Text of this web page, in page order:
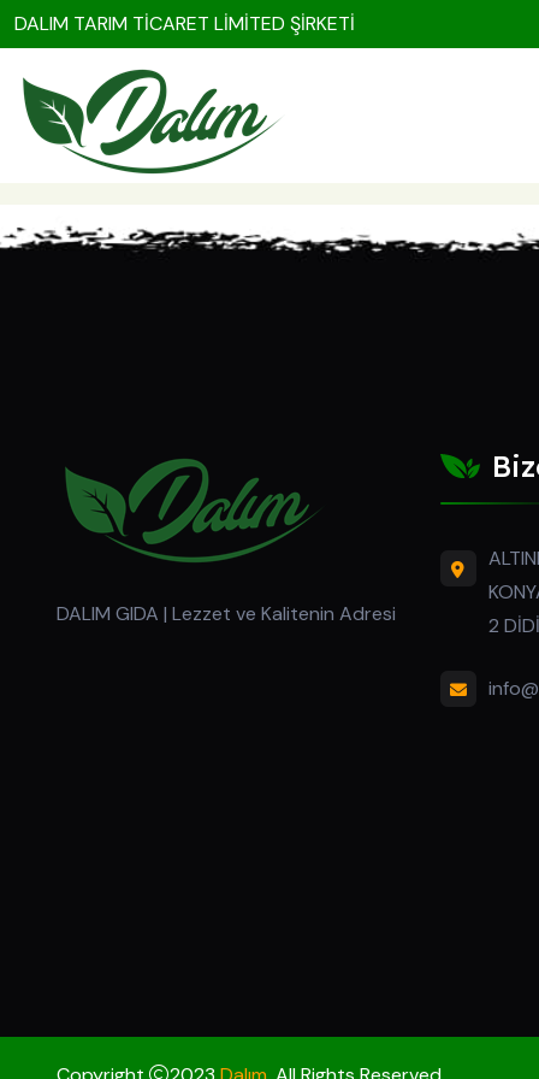
DALIM TARIM TİCARET LİMİTED ŞİRKETİ
DALIM GIDA | Lezzet ve Kalitenin Adresi
2